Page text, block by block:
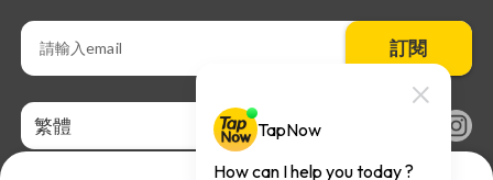
訂閱
繁體